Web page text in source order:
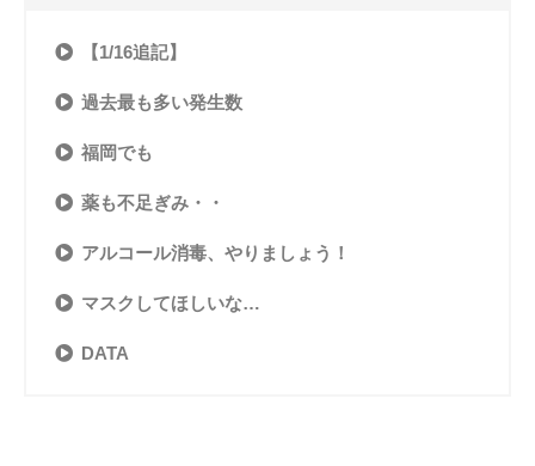
【1/16追記】
過去最も多い発生数
福岡でも
薬も不足ぎみ・・
アルコール消毒、やりましょう！
マスクしてほしいな…
DATA